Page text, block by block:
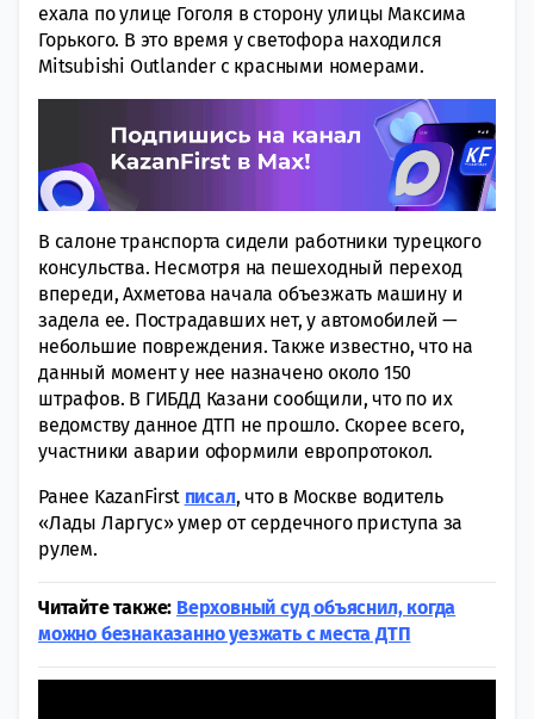
ехала по улице Гоголя в сторону улицы Максима
Горького. В это время у светофора находился
Mitsubishi Outlander с красными номерами.
В салоне транспорта сидели работники турецкого
консульства. Несмотря на пешеходный переход
впереди, Ахметова начала объезжать машину и
задела ее. Пострадавших нет, у автомобилей —
небольшие повреждения. Также известно, что на
данный момент у нее назначено около 150
штрафов. В ГИБДД Казани сообщили, что по их
ведомству данное ДТП не прошло. Скорее всего,
участники аварии оформили европротокол.
Ранее KazanFirst писал, что в Москве водитель
«Лады Ларгус» умер от сердечного приступа за
рулем.
Читайте также: Верховный суд объяснил, когда
можно безнаказанно уезжать с места ДТП